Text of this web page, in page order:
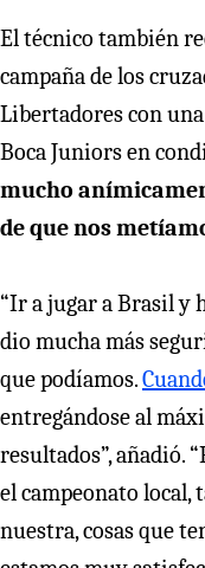
El técnico también
campaña de los
Libertadores con
Boca Juniors en
mucho
de que nos
“Ir a jugar a Brasil y
dio mucha más
que podíamos.
entregándose al
resultados”, añadió.
el campeonato
nuestra, cosas que